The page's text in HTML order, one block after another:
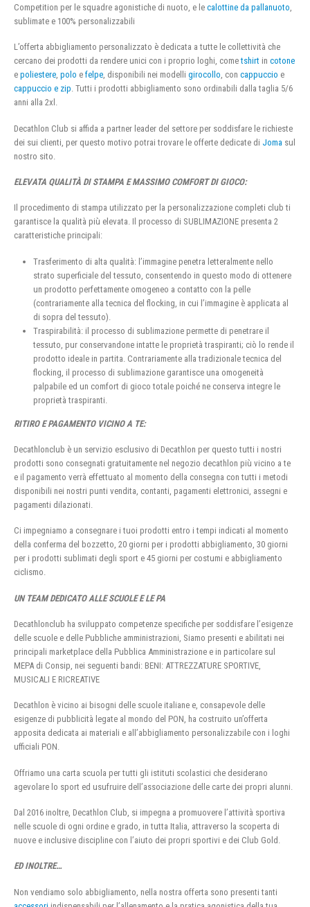
Competition per le squadre agonistiche di nuoto, e le calottine da pallanuoto,
sublimate e 100% personalizzabili
L’offerta abbigliamento personalizzato è dedicata a tutte le collettività che
cercano dei prodotti da rendere unici con i proprio loghi, cometshirt in cotone
e poliestere, polo e felpe, disponibili nei modelli girocollo, con cappuccio e
cappuccio e zip. Tutti i prodotti abbigliamento sono ordinabili dalla taglia 5/6
anni alla 2xl.
Decathlon Club si affida a partner leader del settore per soddisfare le richieste
dei sui clienti, per questo motivo potrai trovare le offerte dedicate di Joma sul
nostro sito.
ELEVATA QUALITÀ DI STAMPA E MASSIMO COMFORT DI GIOCO:
Il procedimento di stampa utilizzato per la personalizzazione completi club ti
garantisce la qualità più elevata. Il processo di SUBLIMAZIONE presenta 2
caratteristiche principali:
Trasferimento di alta qualità: l’immagine penetra letteralmente nello
strato superficiale del tessuto, consentendo in questo modo di ottenere
un prodotto perfettamente omogeneo a contatto con la pelle
(contrariamente alla tecnica del flocking, in cui l’immagine è applicata al
di sopra del tessuto).
Traspirabilità: il processo di sublimazione permette di penetrare il
tessuto, pur conservandone intatte le proprietà traspiranti; ciò lo rende il
prodotto ideale in partita. Contrariamente alla tradizionale tecnica del
flocking, il processo di sublimazione garantisce una omogeneità
palpabile ed un comfort di gioco totale poiché ne conserva integre le
proprietà traspiranti.
RITIRO E PAGAMENTO VICINO A TE:
Decathlonclub è un servizio esclusivo di Decathlon per questo tutti i nostri
prodotti sono consegnati gratuitamente nel negozio decathlon più vicino a te
e il pagamento verrà effettuato al momento della consegna con tutti i metodi
disponibili nei nostri punti vendita, contanti, pagamenti elettronici, assegni e
pagamenti dilazionati.
Ci impegniamo a consegnare i tuoi prodotti entro i tempi indicati al momento
della conferma del bozzetto, 20 giorni per i prodotti abbigliamento, 30 giorni
per i prodotti sublimati degli sport e 45 giorni per costumi e abbigliamento
ciclismo.
UN TEAM DEDICATO ALLE SCUOLE E LE PA
Decathlonclub ha sviluppato competenze specifiche per soddisfare l’esigenze
delle scuole e delle Pubbliche amministrazioni, Siamo presenti e abilitati nei
principali marketplace della Pubblica Amministrazione e in particolare sul
MEPA di Consip, nei seguenti bandi: BENI: ATTREZZATURE SPORTIVE,
MUSICALI E RICREATIVE
Decathlon è vicino ai bisogni delle scuole italiane e, consapevole delle
esigenze di pubblicità legate al mondo del PON, ha costruito un’offerta
apposita dedicata ai materiali e all’abbigliamento personalizzabile con i loghi
ufficiali PON.
Offriamo una carta scuola per tutti gli istituti scolastici che desiderano
agevolare lo sport ed usufruire dell’associazione delle carte dei propri alunni.
Dal 2016 inoltre, Decathlon Club, si impegna a promuovere l’attività sportiva
nelle scuole di ogni ordine e grado, in tutta Italia, attraverso la scoperta di
nuove e inclusive discipline con l’aiuto dei propri sportivi e dei Club Gold.
ED INOLTRE…
Non vendiamo solo abbigliamento, nella nostra offerta sono presenti tanti